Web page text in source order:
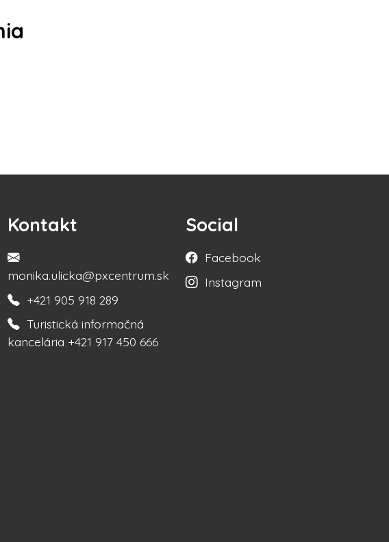
Kontakt
monika.ulicka@pxcentrum.sk
+421 905 918 289
Turistická informačná
kancelária +421 917 450 666
Social
Facebook
Instagram